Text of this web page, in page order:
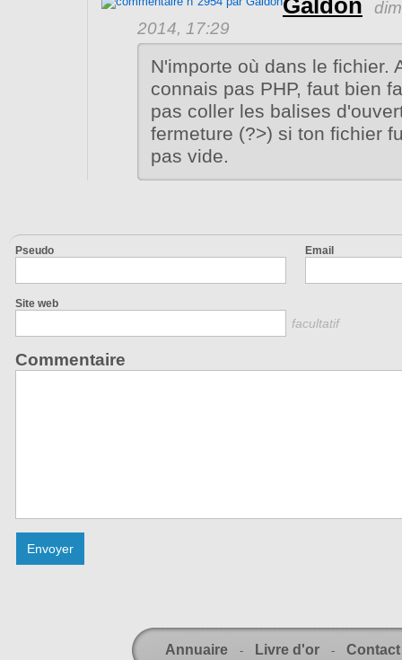
2014, 17:29
N'importe où dans le fichier.
connais pas PHP, faut bien
pas coller les balises
fermeture (?>) si ton fichier
pas vide.
Pseudo Email
Site web
facultatif
Commentaire
Annuaire - Livre d'or - Contact